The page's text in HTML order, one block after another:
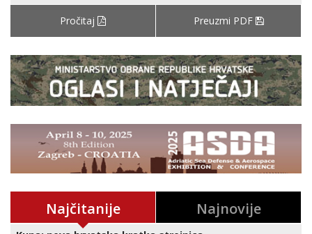
Pročitaj Preuzmi PDF
Najčitanije Najnovije